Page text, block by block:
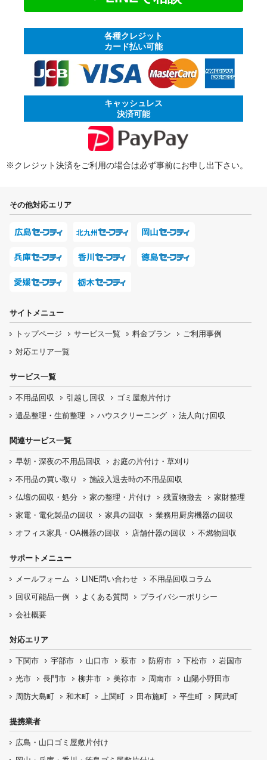
各種クレジット
カード払い可能
キャッシュレス
決済可能
※クレジット決済をご利用の場合は必ず事前にお申し出下さい。
その他対応エリア
サイトメニュー
トップページ サービス一覧 料金プラン
ご利用事例
対応エリア一覧
サービス一覧
不用品回収 引越し回収
ゴミ屋敷片付け
遺品整理・生前整理
ハウスクリーニング 法人向け回収
関連サービス一覧
早朝・深夜の不用品回収 お庭の片付け・ 草刈り
不用品の買い取り 施設入退去時の不用品回収
仏壇の回収・処分 家の整理・片付け 残置物撤去
家財整理
家電・電化製品の回収
家具の回収 業務用厨房機器の回収
オフィス家具 ・OA機器の回収 店舗什器の回収 不燃物回収
サポートメニュー
メールフォーム LINE問い合わせ
不用品回収コラム
回収可能品一例
よくある質問
プライバシーポリシー
会社概要
対応エリア
下関市 宇部市 山口市 萩市 防府市 下松市
岩国市
光市
長門市 柳井市 美祢市 周南市
山陽小野田市
周防大島町
和木町 上関町 田布施町 平生町 阿武町
提携業者
広島・山口ゴミ屋敷片付け